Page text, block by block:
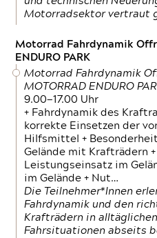
Motorradsektor vertraut
Motorrad Fahrdynamik
ENDURO PARK
Motorrad Fahrdynamik
MOTORRAD ENDURO
9.00—17.00 Uhr
+ Fahrdynamik des
korrekte Einsetzen der
Hilfsmittel +
Gelände mit Krafträdern
Leistungseinsatz im
im Gelände + Nut…
Die Teilnehmer*Innen
Fahrdynamik und den
Krafträdern in
Fahrsituationen abseits